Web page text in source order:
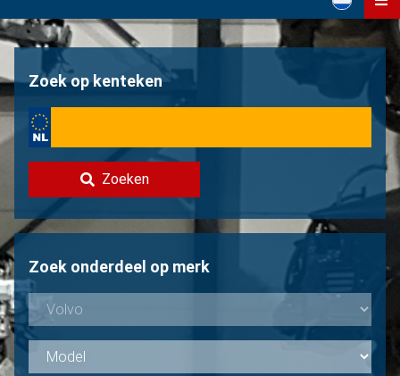
Home
Over ons
Contact
Volvo verkopen?
Niet gevonden?
Zoek op kenteken
Zoeken
Zoek onderdeel op merk